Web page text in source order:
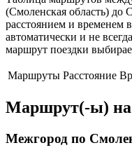
(Смоленская область) до
расстоянием и временем
автоматически и не
маршрут поездки
Маршруты Расстояние
Маршрут(-ы) на
Межгород по